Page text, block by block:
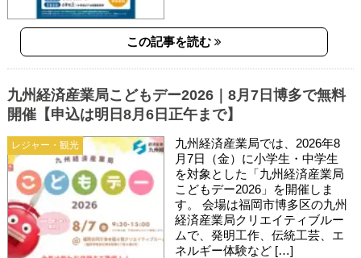
この記事を読む
レジャー・観光
九州経済産業局こどもデー2026｜8月7日博多で無料
開催【申込は明日8月6日正午まで】
九州経済産業局では、2026年8
月7日（金）に小学生・中学生
を対象とした「九州経済産業局
こどもデー2026」を開催しま
す。 会場は福岡市博多区の九州
経済産業局クリエイティブルー
ムで、発明工作、伝統工芸、エ
ネルギー体験など […]